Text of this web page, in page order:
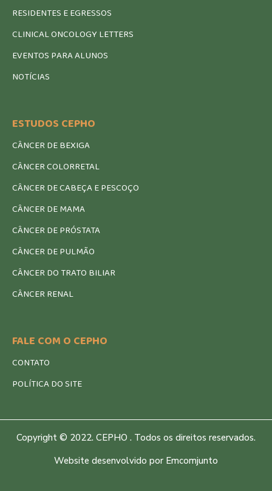
RESIDENTES E EGRESSOS
CLINICAL ONCOLOGY LETTERS
EVENTOS PARA ALUNOS
NOTÍCIAS
ESTUDOS CEPHO
CÂNCER DE BEXIGA
CÂNCER COLORRETAL
CÂNCER DE CABEÇA E PESCOÇO
CÂNCER DE MAMA
CÂNCER DE PRÓSTATA
CÂNCER DE PULMÃO
CÂNCER DO TRATO BILIAR
CÂNCER RENAL
FALE COM O CEPHO
CONTATO
POLÍTICA DO SITE
Copyright © 2022. CEPHO . Todos os direitos reservados.
Website desenvolvido por Emcomjunto